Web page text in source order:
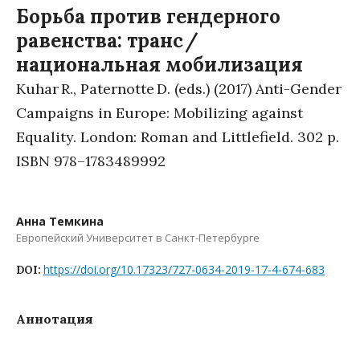
Борьба против гендерного
равенства: транс /
национальная мобилизация
Kuhar R., Paternotte D. (eds.) (2017) Anti-Gender
Campaigns in Europe: Mobilizing against
Equality. London: Roman and Littlefield. 302 p.
ISBN 978–1783489992
Анна Темкина
Европейский Университет в Санкт-Петербурге
DOI: https://doi.org/10.17323/727-0634-2019-17-4-674-683
Аннотация